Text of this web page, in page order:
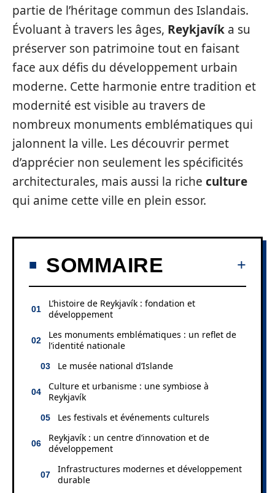
partie de l’héritage commun des Islandais.
Évoluant à travers les âges, Reykjavík a su
préserver son patrimoine tout en faisant
face aux défis du développement urbain
moderne. Cette harmonie entre tradition et
modernité est visible au travers de
nombreux monuments emblématiques qui
jalonnent la ville. Les découvrir permet
d’apprécier non seulement les spécificités
architecturales, mais aussi la riche culture
qui anime cette ville en plein essor.
SOMMAIRE
L’histoire de Reykjavík : fondation et
développement
Les monuments emblématiques : un reflet de
l’identité nationale
Le musée national d’Islande
Culture et urbanisme : une symbiose à
Reykjavík
Les festivals et événements culturels
Reykjavík : un centre d’innovation et de
développement
Infrastructures modernes et développement
durable